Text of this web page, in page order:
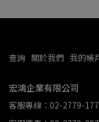
查詢 關於我們 我的帳
宏鴻企業有限公司
客服專線：02-2779-